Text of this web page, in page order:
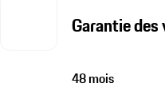
Garantie
48 mois